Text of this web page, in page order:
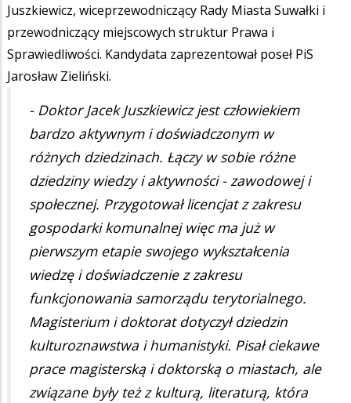
Juszkiewicz, wiceprzewodniczący Rady Miasta Suwałki i
przewodniczący miejscowych struktur Prawa i
Sprawiedliwości. Kandydata zaprezentował poseł PiS
Jarosław Zieliński.
- Doktor Jacek Juszkiewicz jest człowiekiem
bardzo aktywnym i doświadczonym w
różnych dziedzinach. Łączy w sobie różne
dziedziny wiedzy i aktywności - zawodowej i
społecznej. Przygotował licencjat z zakresu
gospodarki komunalnej więc ma już w
pierwszym etapie swojego wykształcenia
wiedzę i doświadczenie z zakresu
funkcjonowania samorządu terytorialnego.
Magisterium i doktorat dotyczył dziedzin
kulturoznawstwa i humanistyki. Pisał ciekawe
prace magisterską i doktorską o miastach, ale
związane były też z kulturą, literaturą, która